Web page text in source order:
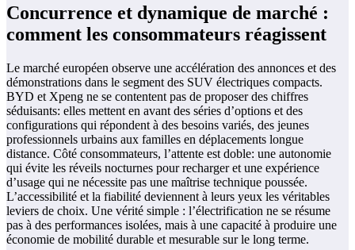
Concurrence et dynamique de marché :
comment les consommateurs réagissent
Le marché européen observe une accélération des annonces et des
démonstrations dans le segment des SUV électriques compacts.
BYD et Xpeng ne se contentent pas de proposer des chiffres
séduisants: elles mettent en avant des séries d’options et des
configurations qui répondent à des besoins variés, des jeunes
professionnels urbains aux familles en déplacements longue
distance. Côté consommateurs, l’attente est doble: une autonomie
qui évite les réveils nocturnes pour recharger et une expérience
d’usage qui ne nécessite pas une maîtrise technique poussée.
L’accessibilité et la fiabilité deviennent à leurs yeux les véritables
leviers de choix. Une vérité simple : l’électrification ne se résume
pas à des performances isolées, mais à une capacité à produire une
économie de mobilité durable et mesurable sur le long terme.